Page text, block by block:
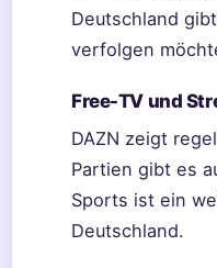
Deutschland
verfolgen
Free-TV und
DAZN zeigt
Partien gibt es
Sports ist ein
Deutschland.